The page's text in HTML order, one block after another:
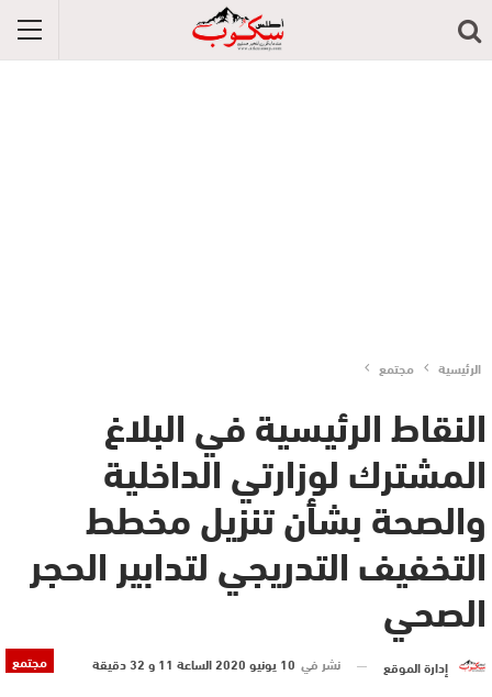
الرئيسية مجتمع
النقاط الرئيسية في البلاغ
المشترك لوزارتي الداخلية
والصحة بشأن تنزيل مخطط
التخفيف التدريجي لتدابير الحجر
الصحي
مجتمع إدارة الموقع نشر في 10 يونيو 2020 الساعة 11 و 32 دقيقة